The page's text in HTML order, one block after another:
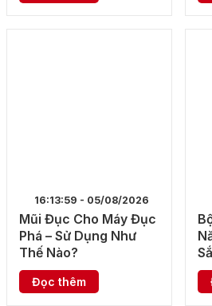
16:13:59 - 05/08/2026
Mũi Đục Cho Máy Đục
Phá – Sử Dụng Như
Thế Nào?
Đọc thêm